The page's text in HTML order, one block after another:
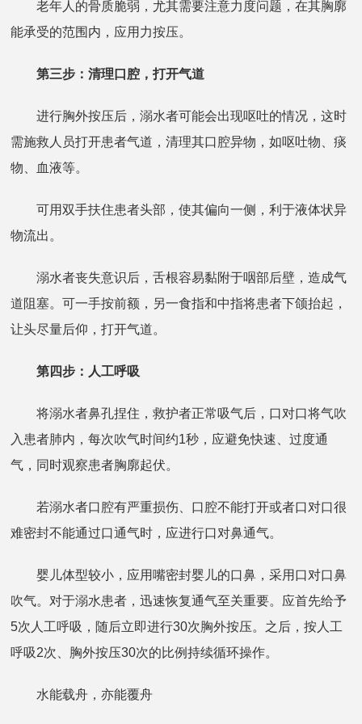
老年人的骨质脆弱，尤其需要注意力度问题，在其胸廓
能承受的范围内，应用力按压。
第三步：清理口腔，打开气道
进行胸外按压后，溺水者可能会出现呕吐的情况，这时
需施救人员打开患者气道，清理其口腔异物，如呕吐物、痰
物、血液等。
可用双手扶住患者头部，使其偏向一侧，利于液体状异
物流出。
溺水者丧失意识后，舌根容易黏附于咽部后壁，造成气
道阻塞。可一手按前额，另一食指和中指将患者下颌抬起，
让头尽量后仰，打开气道。
第四步：人工呼吸
将溺水者鼻孔捏住，救护者正常吸气后，口对口将气吹
入患者肺内，每次吹气时间约1秒，应避免快速、过度通
气，同时观察患者胸廓起伏。
若溺水者口腔有严重损伤、口腔不能打开或者口对口很
难密封不能通过口通气时，应进行口对鼻通气。
婴儿体型较小，应用嘴密封婴儿的口鼻，采用口对口鼻
吹气。对于溺水患者，迅速恢复通气至关重要。应首先给予
5次人工呼吸，随后立即进行30次胸外按压。之后，按人工
呼吸2次、胸外按压30次的比例持续循环操作。
水能载舟，亦能覆舟